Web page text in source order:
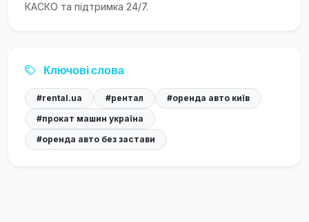
КАСКО та підтримка 24/7.
Ключові слова
#rental.ua #рентал
#оренда авто київ
#прокат машин україна
#оренда авто без застави